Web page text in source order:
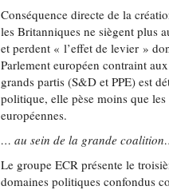
Conséquence directe de la
les Britanniques ne siègent plus
et perdent « l’effet de levier »
Parlement européen contraint
grands partis (S&D et PPE) est
politique, elle pèse moins que
européennes.
… au sein de la grande
Le groupe ECR présente le
domaines politiques confondus